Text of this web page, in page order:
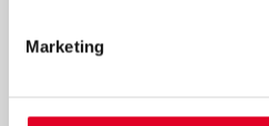
Marketing